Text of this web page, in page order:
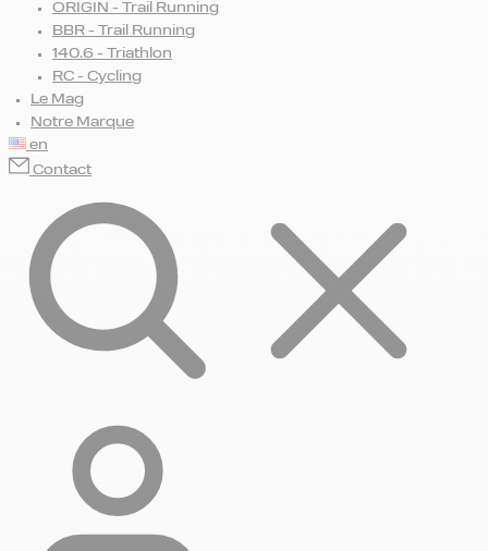
ORIGIN - Trail Running
BBR - Trail Running
140.6 - Triathlon
RC - Cycling
Le Mag
Notre Marque
en
Contact